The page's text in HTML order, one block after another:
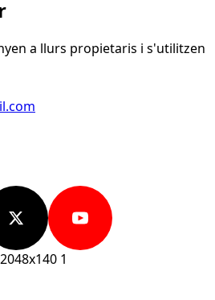
a llurs propietaris i s'utilitzen